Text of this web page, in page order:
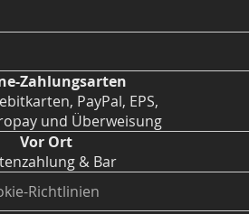
Zahlungsarten
PayPal, EPS,
und Überweisung
Vor Ort
& Bar
Richtlinien